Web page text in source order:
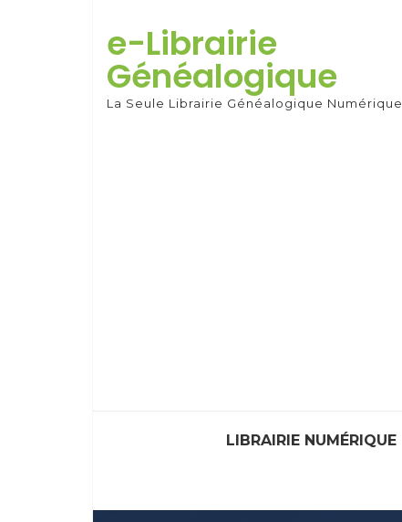
content
e-Librairie
Généalogique
La Seule Librairie Généalogique Numérique
LIBRAIRIE NUMÉRIQUE